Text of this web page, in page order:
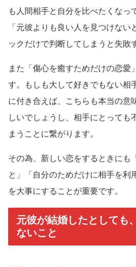
も人間相手と自分を比べたくなっ
「元彼よりも良い人を見つけな
ックだけで判断してしまうと失敗
また「傷心を癒すためだけの恋愛
す。もしも大して好きでもない相
に付き合えば、こちらも本当の意
しいでしょうし、相手にとっても
まうことに繋がります。
その為、新しい恋をするときにも
と」「自分のためだけに相手を利
を大事にすることが重要です。
元彼が結婚したとしても
ないこと